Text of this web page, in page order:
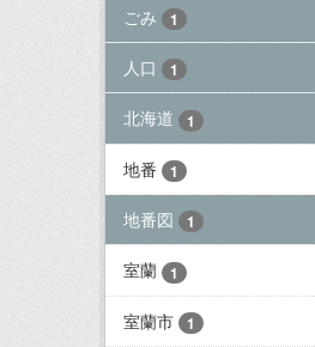
ごみ 1
人口 1
北海道 1
地番 1
地番図 1
室蘭 1
室蘭市 1